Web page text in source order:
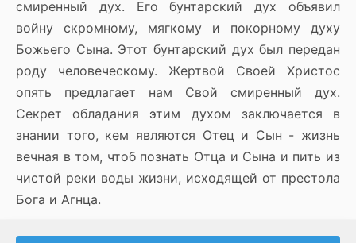
смиренный дух. Его бунтарский дух объявил
войну скромному, мягкому и покорному духу
Божьего Сына. Этот бунтарский дух был передан
роду человеческому. Жертвой Своей Христос
опять предлагает нам Свой смиренный дух.
Секрет обладания этим духом заключается в
знании того, кем являются Отец и Сын - жизнь
вечная в том, чтоб познать Отца и Сына и пить из
чистой реки воды жизни, исходящей от престола
Бога и Агнца.